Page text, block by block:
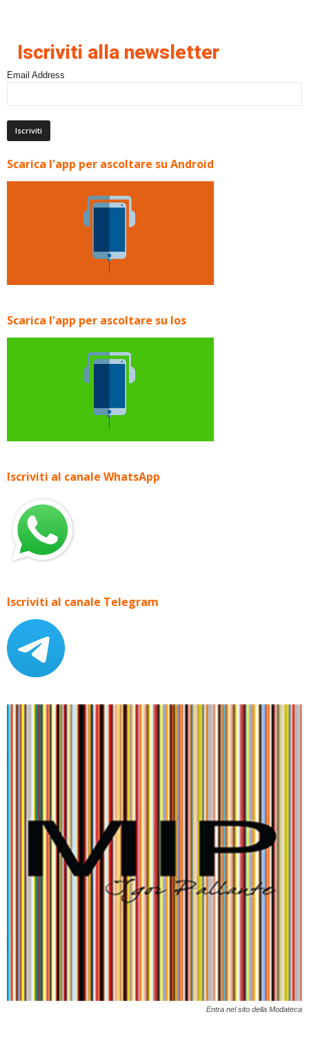
Iscriviti alla newsletter
Email Address
Scarica l'app per ascoltare su Android
Scarica l'app per ascoltare su Ios
Iscriviti al canale WhatsApp
Iscriviti al canale Telegram
Entra nel sito della Modateca